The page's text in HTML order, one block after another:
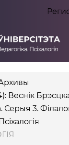
Веснік
Серыя 3.